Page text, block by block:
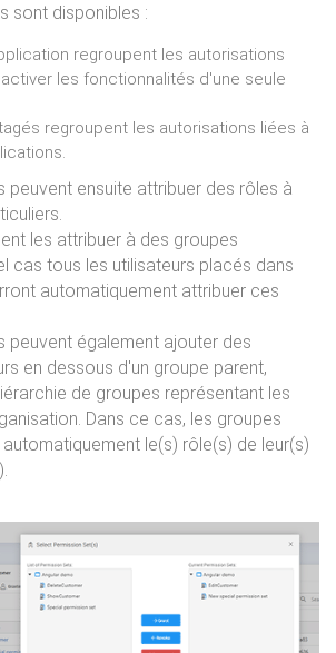
sont disponibles :
regroupent les autorisations
les fonctionnalités d'une seule
regroupent les autorisations liées à
peuvent ensuite attribuer des rôles à
les attribuer à des groupes
cas tous les utilisateurs placés dans
automatiquement attribuer ces
peuvent également ajouter des
en dessous d'un groupe parent,
de groupes représentant les
Dans ce cas, les groupes
le(s) rôle(s) de leur(s)